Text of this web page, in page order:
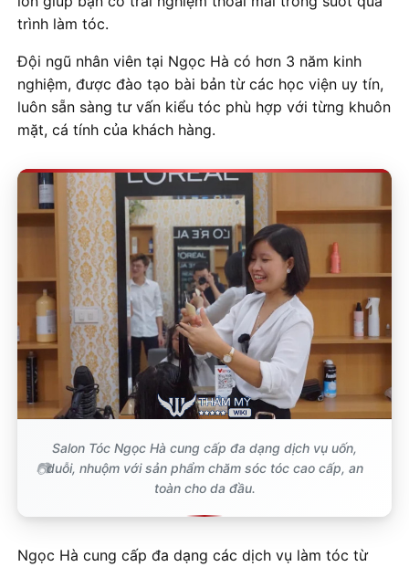
trình làm tóc.
Đội ngũ nhân viên tại Ngọc Hà có hơn 3 năm kinh
nghiệm, được đào tạo bài bản từ các học viện uy tín,
luôn sẵn sàng tư vấn kiểu tóc phù hợp với từng khuôn
mặt, cá tính của khách hàng.
Salon Tóc Ngọc Hà cung cấp đa dạng dịch vụ uốn,
duỗi, nhuộm với sản phẩm chăm sóc tóc cao cấp, an
toàn cho da đầu.
Ngọc Hà cung cấp đa dạng các dịch vụ làm tóc từ